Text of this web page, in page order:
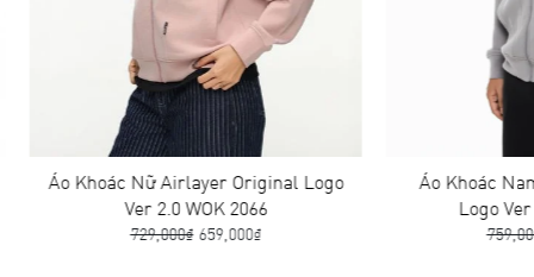
Áo Khoác Nữ Airlayer Original Logo
Ver 2.0 WOK 2066
729,000₫ 659,000₫
Áo Khoác
Logo Ver
759,000₫